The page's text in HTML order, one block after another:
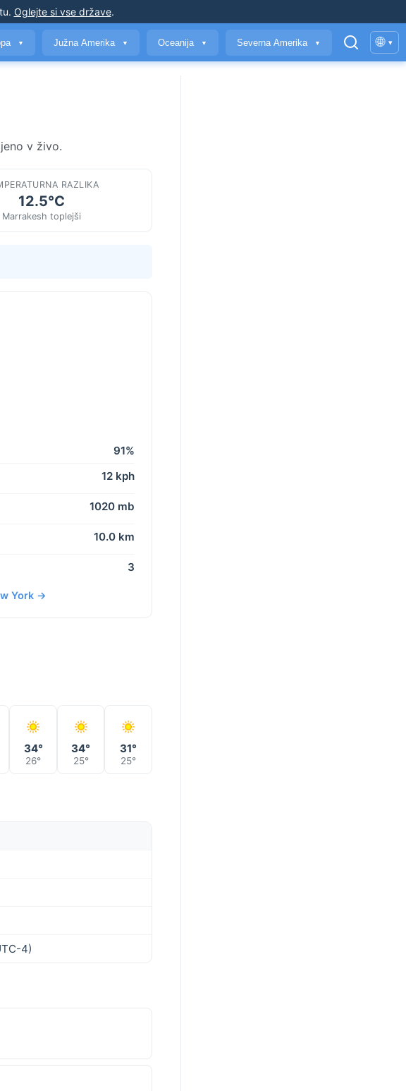
. Oglejte si vse države.
▼ Južna Amerika ▼ Oceanija ▼ Severna Amerika ▼ 🌐 ▾
v živo.
RAZLIKA
12.5°C
Marrakesh toplejši
91%
12 kph
1020 mb
10.0 km
3
York →
34°
26°
34°
25°
31°
25°
4)